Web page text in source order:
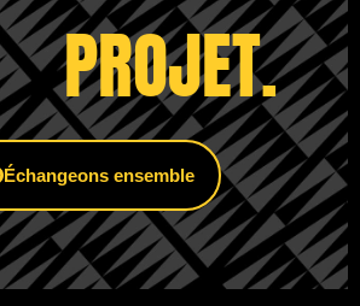
PROJET.
Échangeons ensemble